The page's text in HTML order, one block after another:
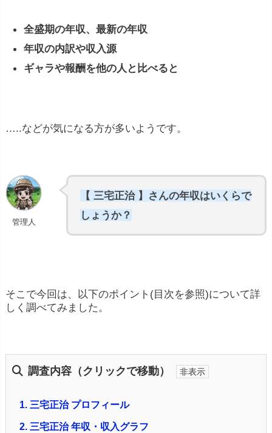
全盛期の年収、最新の年収
年収の内訳や収入源
ギャラや報酬を他の人と比べると
…..などが気になる方が多いようです。
管理人
【 三宅正治 】さんの年収はいくらで
しょうか？
そこで今回は、以下のポイント(目次を参照)について詳
しく調べてみました。
調査内容（クリックで移動）
1. 三宅正治 プロフィール
2. 三宅正治 年収・収入グラフ